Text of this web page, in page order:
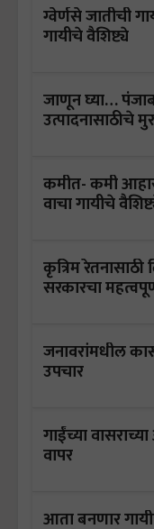
ग्वेर्णसे जातीची
गायीचे वैशिष्ट्ये
जाणून घ्या…
उत्पादनासाठीचे
कमीत- कमी
वाचा गायीचे
कृत्रिम रेतनासाठी लिंग वी निश्चित
सरकारचा
जनावरांमधील
उपचार
गाईंच्या
वापर
आता बनणार